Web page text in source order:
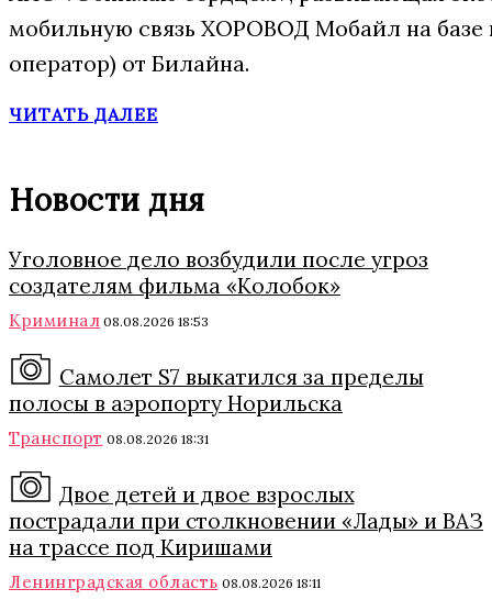
мобильную связь ХОРОВОД Мобайл на
оператор) от Билайна.
ЧИТАТЬ ДАЛЕЕ
Новости дня
Уголовное дело возбудили после угроз
создателям фильма «Колобок»
Криминал 08.08.2026 18:53
Самолет S7 выкатился за пределы
полосы в аэропорту Норильска
Транспорт 08.08.2026 18:31
Двое детей и двое взрослых
пострадали при столкновении «Лады» и ВАЗ
на трассе под Киришами
Ленинградская область 08.08.2026 18:11